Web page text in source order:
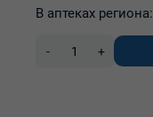
В аптеках региона:
- +